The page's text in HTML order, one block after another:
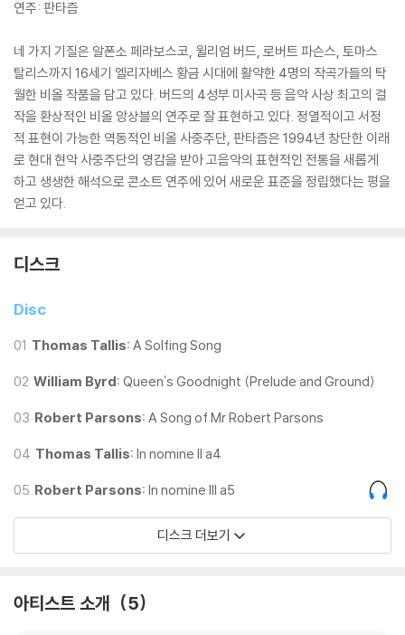
연주: 판타즘
네 가지 기질은 알폰소 페라보스코, 윌리엄 버드, 로버트 파슨스, 토마스
탈리스까지 16세기 엘리자베스 황금 시대에 활약한 4명의 작곡가들의 탁
월한 비올 작품을 담고 있다. 버드의 4성부 미사곡 등 음악 사상 최고의 걸
작을 환상적인 비올 앙상블의 연주로 잘 표현하고 있다. 정열적이고 서정
적 표현이 가능한 역동적인 비올 사중주단, 판타즘은 1994년 창단한 이래
로 현대 현악 사중주단의 영감을 받아 고음악의 표현적인 전통을 새롭게
하고 생생한 해석으로 콘소트 연주에 있어 새로운 표준을 정립했다는 평을
얻고 있다.
디스크
Disc
01 Thomas Tallis: A Solfing Song
02 William Byrd: Queen's Goodnight (Prelude and Ground)
03 Robert Parsons: A Song of Mr Robert Parsons
04 Thomas Tallis: In nomine II a4
05 Robert Parsons: In nomine III a5
디스크 더보기
아티스트 소개 5